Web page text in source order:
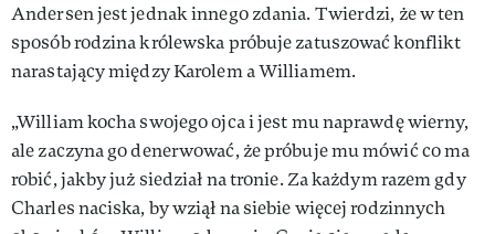
Andersen jest jednak innego zdania. Twierdzi, że w ten
sposób rodzina królewska próbuje zatuszować konflikt
narastający między Karolem a Williamem.
„William kocha swojego ojca i jest mu naprawdę wierny,
ale zaczyna go denerwować, że próbuje mu mówić co ma
robić, jakby już siedział na tronie. Za każdym razem gdy
Charles naciska, by wziął na siebie więcej rodzinnych